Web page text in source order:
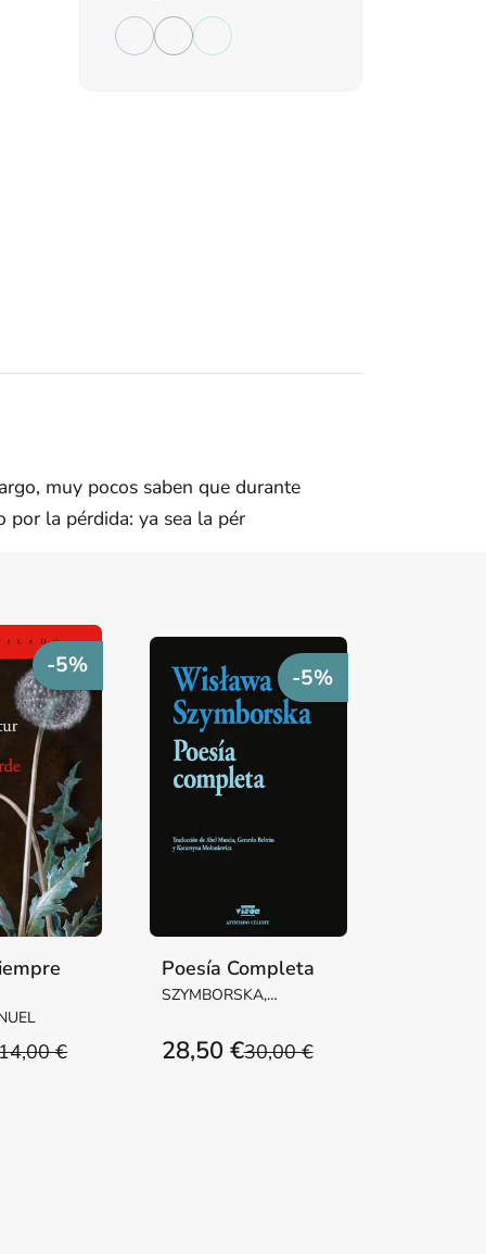
muy pocos saben que durante
por la pérdida: ya sea la pér
-5%
€
-5%
Poesía Completa
SZYMBORSKA,
30,00 €
28,50 €